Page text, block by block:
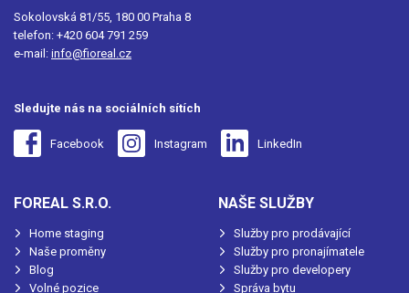
Sokolovská 81/55, 180 00 Praha 8
telefon: +420 604 791 259
e-mail: info@fioreal.cz
Sledujte nás na sociálních sítích
Facebook Instagram LinkedIn
FOREAL S.R.O.
Home staging
Naše proměny
Blog
Volné pozice
NAŠE SLUŽBY
Služby pro prodávající
Služby pro pronajímatele
Služby pro developery
Správa bytu